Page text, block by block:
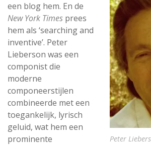
Peter
een blog hem. En de
New York Times prees
hem als ‘searching and
inventive’. Peter
Lieberson was een
componist die
moderne
componeerstijlen
combineerde met een
toegankelijk, lyrisch
geluid, wat hem een
prominente